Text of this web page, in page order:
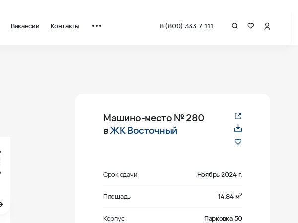
Вакансии Контакты 8 (800) 333-7-111
Машино-место№ 280
вЖК Восточный
Срок сдачи Ноябрь 2024 г.
Площадь 14.84 м2
Корпус Парковка 50